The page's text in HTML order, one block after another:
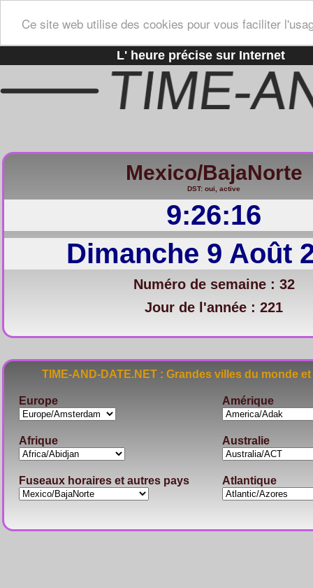
Ce site web utilise des cookies pour vous faciliter
L' heure précise sur Internet
Mexico/BajaNorte
DST: oui, active
9:26:17
Dimanche 9 Août
Numéro de semaine : 32
Jour de l'année : 221
TIME-AND-DATE.NET : Grandes villes du
Europe Amérique
Afrique Australie
Fuseaux horaires et autres pays Atlantique